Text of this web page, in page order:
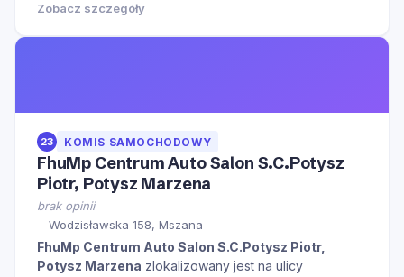
Zobacz szczegóły
23 KOMIS SAMOCHODOWY
FhuMp Centrum Auto Salon S.C.Potysz
Piotr, Potysz Marzena
brak opinii
Wodzisławska 158, Mszana
FhuMp Centrum Auto Salon S.C.Potysz Piotr,
Potysz Marzena zlokalizowany jest na ulicy